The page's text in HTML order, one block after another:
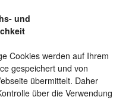
und
Cookies werden auf Ihrem
gespeichert und von
übermittelt. Daher
über die Verwendung